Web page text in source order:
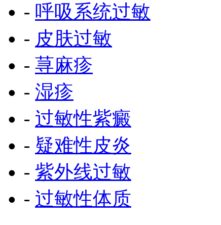
- 呼吸系统过敏
- 皮肤过敏
- 荨麻疹
- 湿疹
- 过敏性紫癜
- 疑难性皮炎
- 紫外线过敏
- 过敏性体质